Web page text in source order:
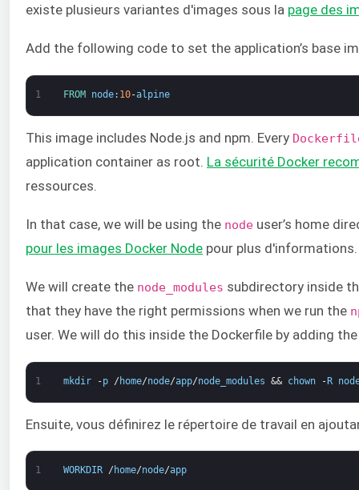
existe plusieurs variantes d'images sous la page des
Add the following code to set the application’s base
1 FROM node: 10-alpine
This image includes Node.js and npm. Every
application container as root. La sécurité Docker
ressources.
In that case, we will be using the node user’s home
pour les images Docker Node pour plus d'informations.
We will create the node_modules subdirectory inside
that they have the right permissions when we run the
user. We will do this inside the Dockerfile by adding
1 mkdir -p / home/node/app/node_modules && chown -R
Ensuite, vous définirez le répertoire de travail en
1 WORKDIR / home/node/app